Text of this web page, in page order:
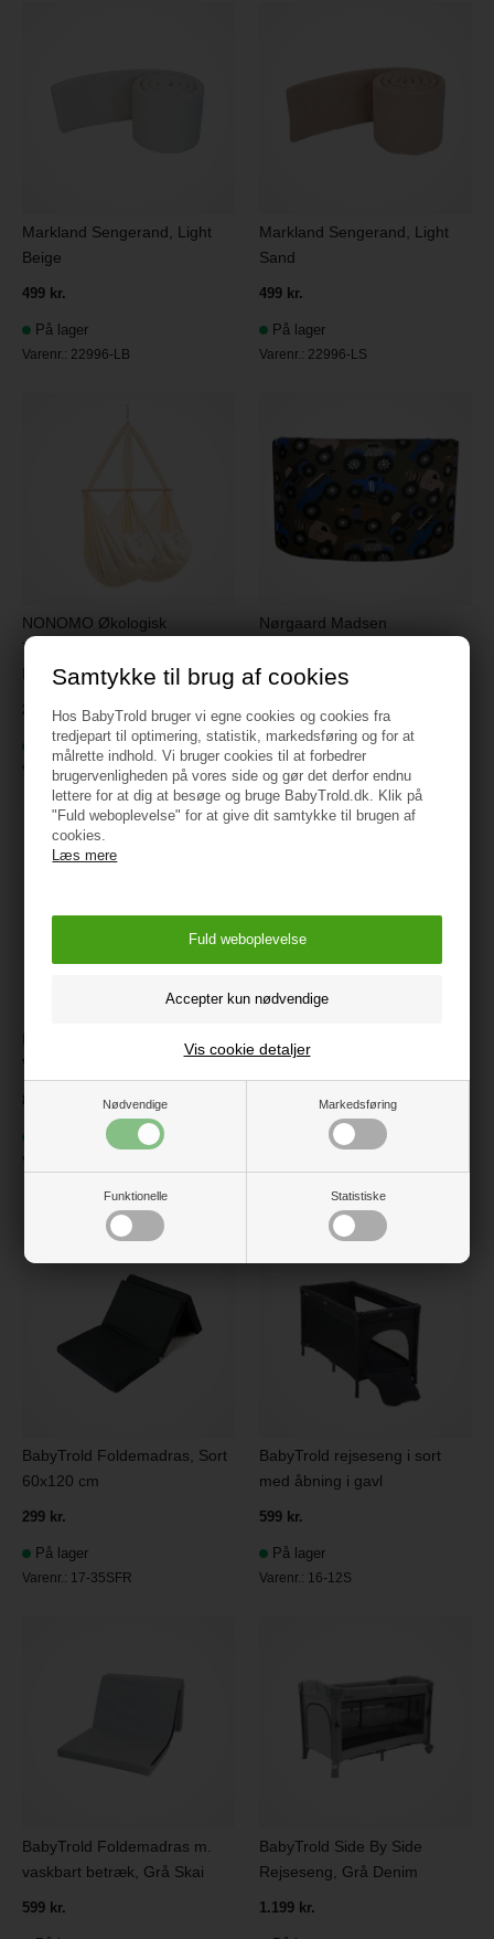
Samtykke til brug af cookies
Hos BabyTrold bruger vi egne cookies og cookies fra
tredjepart til optimering, statistik, markedsføring og for at
målrette indhold. Vi bruger cookies til at forbedrer
brugervenligheden på vores side og gør det derfor endnu
lettere for at dig at besøge og bruge BabyTrold.dk. Klik på
"Fuld weboplevelse" for at give dit samtykke til brugen af
cookies.
Læs mere
Nødvendige Markedsføring
Funktionelle Statistiske
Vis cookie detaljer
Markland Sengerand, Light
Beige
499 kr.
På lager
Varenr.: 22996-LB
Markland Sengerand, Light
Sand
499 kr.
På lager
Varenr.: 22996-LS
NONOMO Økologisk
Tvillingeslyngevugge med
Fibermadras - Natur
2.499 kr.
På lager
Varenr.:3411-11
Nørgaard Madsen
store biler
499 kr.
På lager
Varenr.: 77128714
Nørgaard Madsen
Vådliggerlagen 40x50 cm
Varenr.:
BabyTrold Foldemadras, Sort
60x120 cm
299 kr.
På lager
Varenr.: 17-35SFR
BabyTrold rejseseng i sort
med åbning i gavl
599 kr.
På lager
Varenr.: 16-12S
BabyTrold Foldemadras m.
vaskbart betræk, Grå Skai
599 kr.
BabyTrold Side By Side
Rejseseng, Grå Denim
1.199 kr.